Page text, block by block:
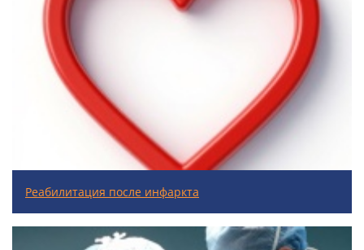
Реабилитация после инфаркта